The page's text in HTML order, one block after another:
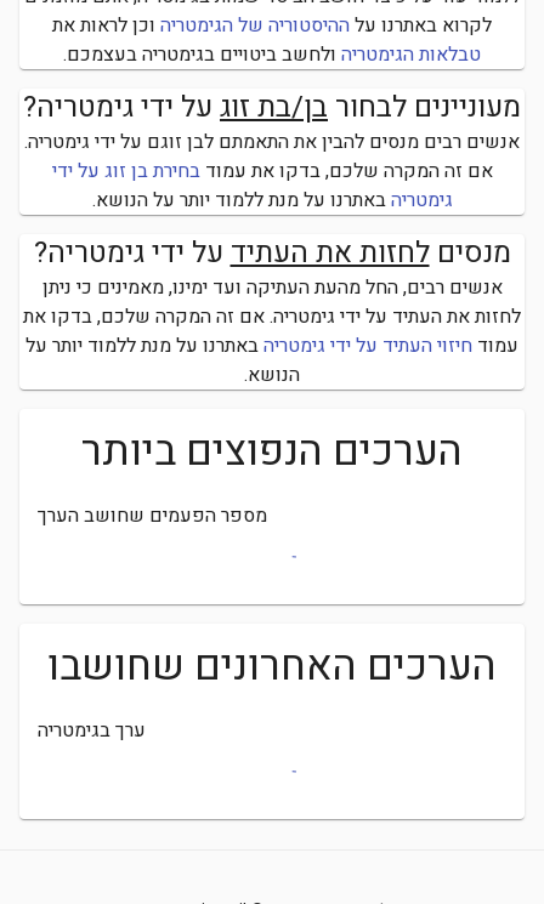
לקרוא באתרנו עלההיסטוריה של הגימטריה וכן לראות את
טבלאות הגימטריה ולחשב ביטויים בגימטריה בעצמכם.
מעוניינים לבחור בן/בת זוג על ידי גימטריה?
אנשים רבים מנסים להבין את התאמתם לבן זוגם על ידי גימטריה.
אם זה המקרה שלכם, בדקו את עמוד בחירת בן זוג על ידי
גימטריהבאתרנו על מנת ללמוד יותר על הנושא.
מנסים לחזות את העתידעל ידי גימטריה?
אנשים רבים, החל מהעת העתיקה ועד ימינו, מאמינים כי ניתן
לחזות את העתיד על ידי גימטריה.אם זה המקרה שלכם, בדקו את
עמוד חיזוי העתיד על ידי גימטריהבאתרנו על מנת ללמוד יותר על
הנושא.
הערכים הנפוצים ביותר
מספר הפעמים שחושב הערך
הערכים האחרונים שחושבו
ערך בגימטריה